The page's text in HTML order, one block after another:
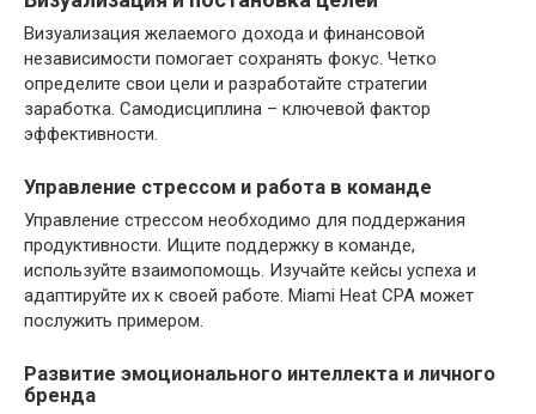
Визуализация желаемого дохода и финансовой
независимости помогает сохранять фокус. Четко
определите свои цели и разработайте стратегии
заработка. Самодисциплина – ключевой фактор
эффективности.
Управление стрессом и работа в команде
Управление стрессом необходимо для поддержания
продуктивности. Ищите поддержку в команде,
используйте взаимопомощь. Изучайте кейсы успеха и
адаптируйте их к своей работе. Miami Heat CPA может
послужить примером.
Развитие эмоционального интеллекта и личного
бренда